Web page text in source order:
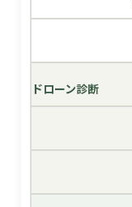
ドローン診断